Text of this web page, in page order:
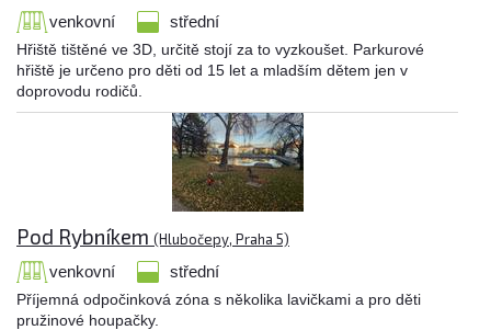
venkovní střední
Hřiště tištěné ve 3D, určitě stojí za to vyzkoušet. Parkurové
hřiště je určeno pro děti od 15 let a mladším dětem jen v
doprovodu rodičů.
Pod Rybníkem (Hlubočepy, Praha 5)
venkovní střední
Příjemná odpočinková zóna s několika lavičkami a pro děti
pružinové houpačky.